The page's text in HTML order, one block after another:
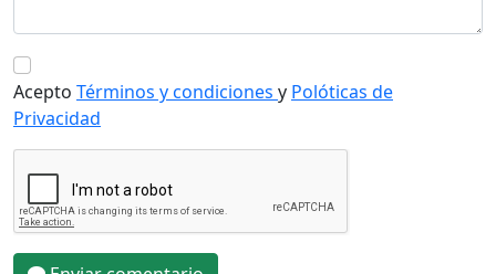
Acepto Términos y condiciones y Polóticas de
Privacidad